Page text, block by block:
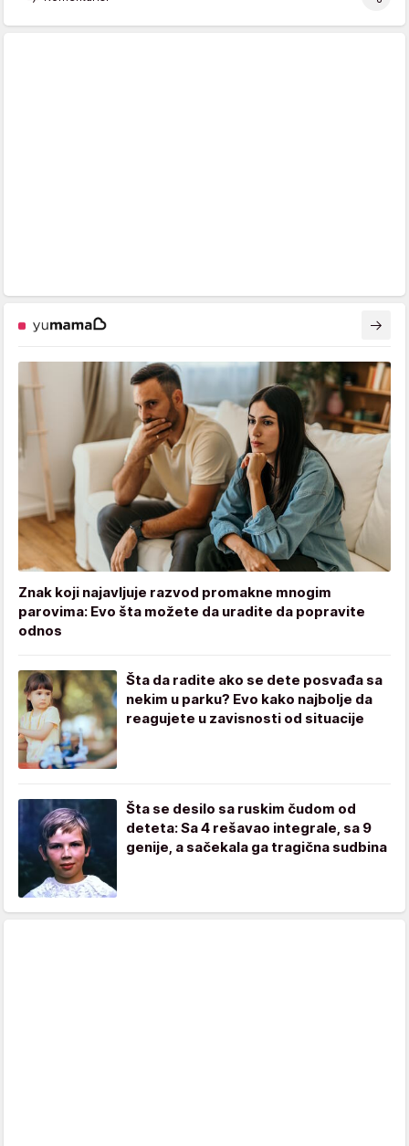
Znak koji najavljuje razvod promakne mnogim
parovima: Evo šta možete da uradite da popravite
odnos
Šta da radite ako se dete posvađa sa
nekim u parku? Evo kako najbolje da
reagujete u zavisnosti od situacije
Šta se desilo sa ruskim čudom od
deteta: Sa 4 rešavao integrale, sa 9
genije, a sačekala ga tragična sudbina